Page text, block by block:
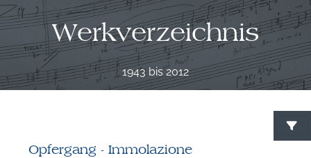
Werkverzeichnis
1943 bis 2012
Opfergang - Immolazione